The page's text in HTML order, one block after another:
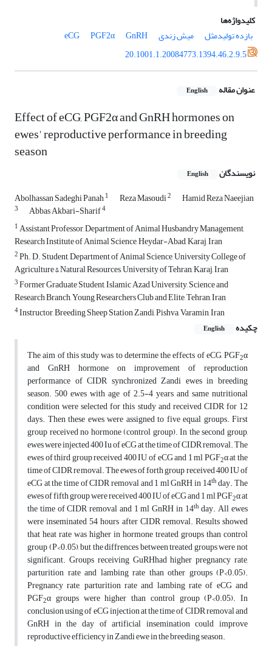
کلیدواژه‌ها
بازده تولیدمثل
میش زندی eCG PGF2α
GnRH
20.1001.1.20084773.1394.46.2.9.5
عنوان مقاله English
Effect of eCG, PGF2α and GnRH hormones on
ewes' reproductive performance in breeding
season
نویسندگان English
Abolhassan Sadeghi Panah1 Reza Masoudi2 Hamid Reza Naeejian
3 Abbas Akbari-Sharif4
1Assistant Professor, Department of Animal Husbandry Management,
Research Institute of Animal Science, Heydar-Abad, Karaj, Iran
2Ph. D. Student, Department of Animal Science, University College of
Agriculture & Natural Resources, University of Tehran, Karaj, Iran
3Former Graduate Student, Islamic Azad University, Science and
Research Branch, Young Researchers Club and Elite, Tehran, Iran
4Instructor, Breeding Sheep Station Zandi, Pishva, Varamin, Iran
چکیده
English
The aim of this study was to determine the effects of eCG, PGF2α
and GnRH hormone on improvement of reproduction
performance of CIDR synchronized Zandi ewes in breeding
season. 500 ewes with age of 2.5-4 years and same nutritional
condition were selected for this study and received CIDR for 12
days. Then these ewes were assigned to five equal groups. First
group received no hormone (control group). In the second group,
ewes were injected 400 Iu of eCG at the time of CIDR removal. The
ewes of third group received 400 IU of eCG and 1 ml PGF2α at the
time of CIDR removal. The ewes of forth group received 400 IU of
eCG at the time of CIDR removal and 1 ml GnRH in 14thday. The
ewes of fifth group were received 400 IU of eCG and 1 ml PGF2α at
the time of CIDR removal and 1 ml GnRH in 14thday. All ewes
were inseminated 54 hours after CIDR removal. Results showed
that heat rate was higher in hormone treated groups than control
group (P<0.05), but the diffrences between treated groups were not
significant. Groups receiving GuRHhad higher pregnancy rate,
parturition rate and lambing rate than other groups (P<0.05).
Pregnancy rate, parturition rate and lambing rate of eCG and
PGF2α groups were higher than control group (P<0.05). In
conclusion using of eCG injection at the time of CIDR removal and
GnRH in the day of artificial insemination could improve
reproductive efficiency in Zandi ewe in the breeding season.